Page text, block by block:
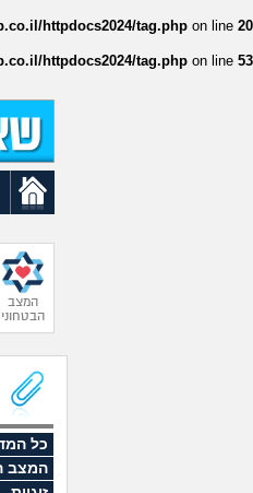
httpdocs2024/tag.php on line 20
httpdocs2024/tag.php on line 53
המצב
הבטחוני
כל
המצב